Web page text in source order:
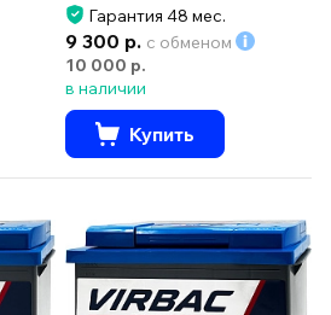
Гарантия 48 мес.
9 300 р. с обменом
10 000 р.
в наличии
Купить